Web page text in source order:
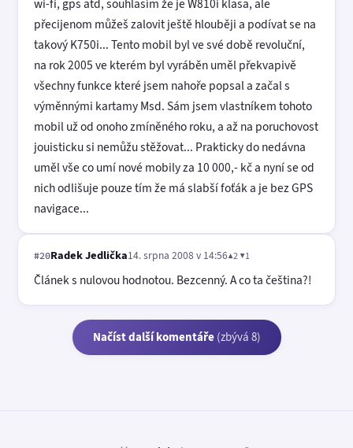
wi-fi, gps atd, souhlasím že je W810i klasa, ale
přecijenom můžeš zalovit ještě hlouběji a podívat se na
takový K750i... Tento mobil byl ve své době revoluční,
na rok 2005 ve kterém byl vyráběn uměl překvapivě
všechny funkce které jsem nahoře popsal a začal s
výměnnými kartamy Msd. Sám jsem vlastníkem tohoto
mobil už od onoho zmíněného roku, a až na poruchovost
jouisticku si nemůžu stěžovat... Prakticky do nedávna
uměl vše co umí nové mobily za 10 000,- kč a nyní se od
nich odlišuje pouze tím že má slabší foťák a je bez GPS
navigace...
#20Radek Jedlička14. srpna 2008 v 14:56▲2 ▼1
Článek s nulovou hodnotou. Bezcenný. A co ta čeština?!
Načíst další komentáře (zbývá 8)